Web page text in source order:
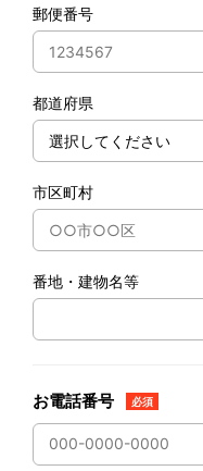
郵便番号
都道府県
市区町村
番地・建物名等
お電話番号 必須